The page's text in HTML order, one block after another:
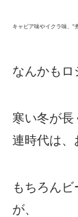
キャビア味やイクラ味、“
なんかもロ
寒い冬が長
連時代は、
もちろん
が、